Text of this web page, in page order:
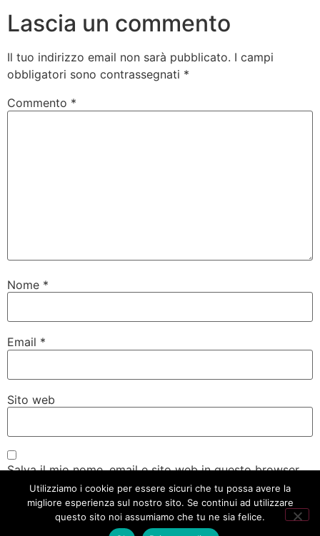
Lascia un commento
Il tuo indirizzo email non sarà pubblicato. I campi
obbligatori sono contrassegnati *
Commento *
Nome *
Email *
Sito web
Salva il mio nome, email e sito web in questo browser
per la prossima volta che commento.
Utilizziamo i cookie per essere sicuri che tu possa avere la
migliore esperienza sul nostro sito. Se continui ad utilizzare
questo sito noi assumiamo che tu ne sia felice.